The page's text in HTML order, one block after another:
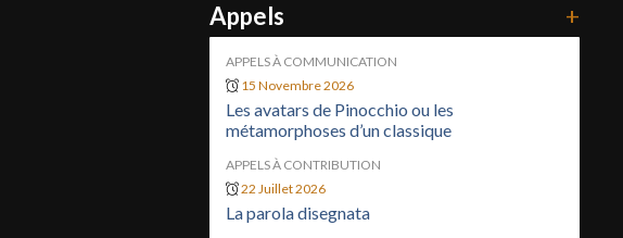
Appels +
APPELS À COMMUNICATION
15 Novembre 2026
Les avatars de Pinocchio ou les
métamorphoses d’un classique
APPELS À CONTRIBUTION
22 Juillet 2026
La parola disegnata